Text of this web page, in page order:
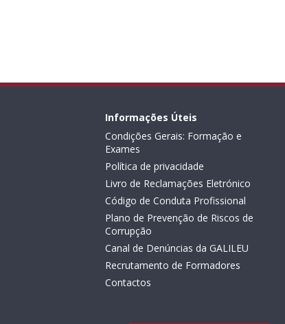
Informações Úteis
Condições Gerais: Formação e
Exames
Política de privacidade
Livro de Reclamações Eletrónico
Código de Conduta Profissional
Plano de Prevenção de Riscos de
Corrupção
Canal de Denúncias da GALILEU
Recrutamento de Formadores
Contactos